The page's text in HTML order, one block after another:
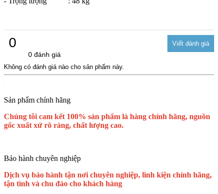
0
0 đánh giá
Không có đánh giá nào cho sản phẩm này.
Sản phẩm chính hãng
Chúng tôi cam kết 100% sản phẩm là hàng chính hãng, nguồn
gốc xuất xứ rõ ràng, chất lượng cao.
Bảo hành chuyên nghiệp
Dịch vụ bảo hành tận nơi chuyên nghiệp, linh kiện chính hãng,
tận tình và chu đáo cho khách hàng